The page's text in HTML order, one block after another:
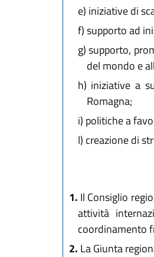
e) iniziative di
f)supporto ad
g)supporto,
del mondo e
h) iniziative a
Romagna;
i) politiche a
l) creazione di
1. Il Consiglio
attività
coordinamento
2. La Giunta